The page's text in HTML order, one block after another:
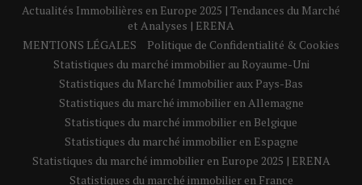
Actualités Immobilières en Europe 2025 | Tendances du Marché
et Analyses | ERENA
MENTIONS LÉGALES
Politique de Confidentialité & Cookies
Statistiques du marché immobilier au Royaume-Uni
Statistiques du Marché Immobilier aux Pays-Bas
Statistiques du marché immobilier en Allemagne
Statistiques du marché immobilier en Belgique
Statistiques du marché immobilier en Espagne
Statistiques du marché immobilier en Europe 2025 | ERENA
Statistiques du marché immobilier en France